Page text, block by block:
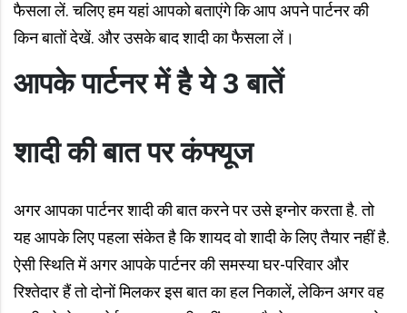
फैसला लें. चलिए हम यहां आपको बताएंगे कि आप अपने पार्टनर की
किन बातों देखें. और उसके बाद शादी का फैसला लें।
आपके पार्टनर में है ये 3 बातें
शादी की बात पर कंफ्यूज
अगर आपका पार्टनर शादी की बात करने पर उसे इग्नोर करता है. तो
यह आपके लिए पहला संकेत है कि शायद वो शादी के लिए तैयार नहीं है.
ऐसी स्थिति में अगर आपके पार्टनर की समस्या घर-परिवार और
रिश्तेदार हैं तो दोनों मिलकर इस बात का हल निकालें, लेकिन अगर वह